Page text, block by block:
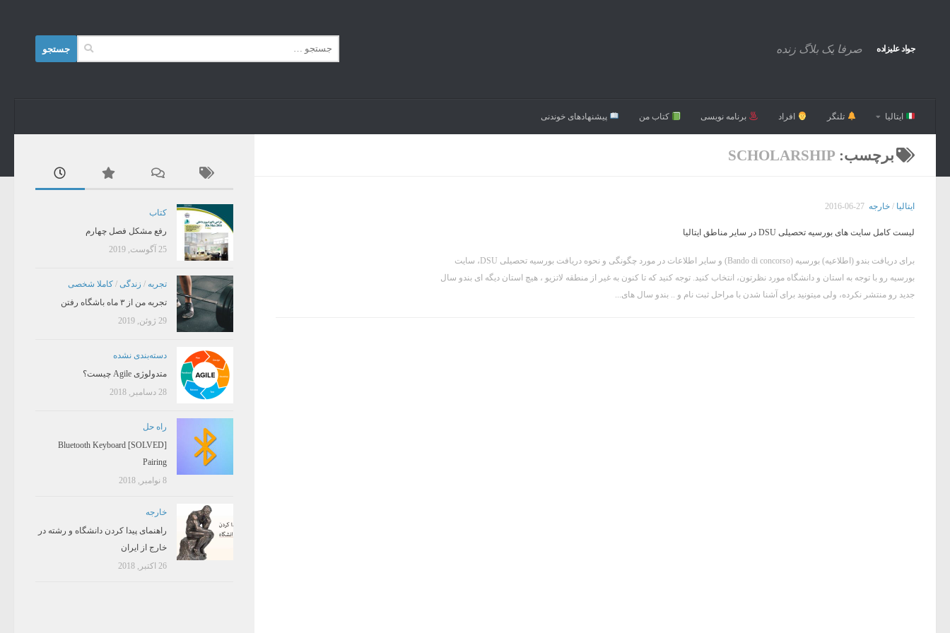
جواد علیزاده صرفا یک بلاگ زنده
برای:
ایتالیا تلنگر افراد برنامه نویسی کتاب من پیشنهاد‌های خوندنی
برچسب: SCHOLARSHIP
ایتالیا / خارجه 2016-06-27
لیست کامل سایت های بورسیه تحصیلی DSU در سایر مناطق ایتالیا
برای دریافت بندو (اطلاعیه) بورسیه (Bando di concorso) و سایر اطلاعات در مورد چگونگی و نحوه دریافت بورسیه تحصیلی DSU، سایت
بورسیه رو با توجه به استان و دانشگاه مورد نظرتون، انتخاب کنید. توجه کنید که تا کنون به غیر از منطقه لاتزیو ، هیچ استان دیگه ای بندو سال
جدید رو منتشر نکرده، ولی میتونید برای آشنا شدن با مراحل ثبت نام و .. بندو سال های...
کتاب
رفع مشکل فصل چهارم
25 آگوست, 2019
تجربه / زندگی / کاملا شخصی
تجربه من از ۳ ماه باشگاه رفتن
29 ژوئن, 2019
دسته‌بندی نشده
متدولوژی Agile چیست؟
28 دسامبر, 2018
راه حل
[SOLVED] Bluetooth Keyboard
Pairing
8 نوامبر, 2018
خارجه
راهنمای پیدا کردن دانشگاه و رشته در
خارج از ایران
26 اکتبر, 2018